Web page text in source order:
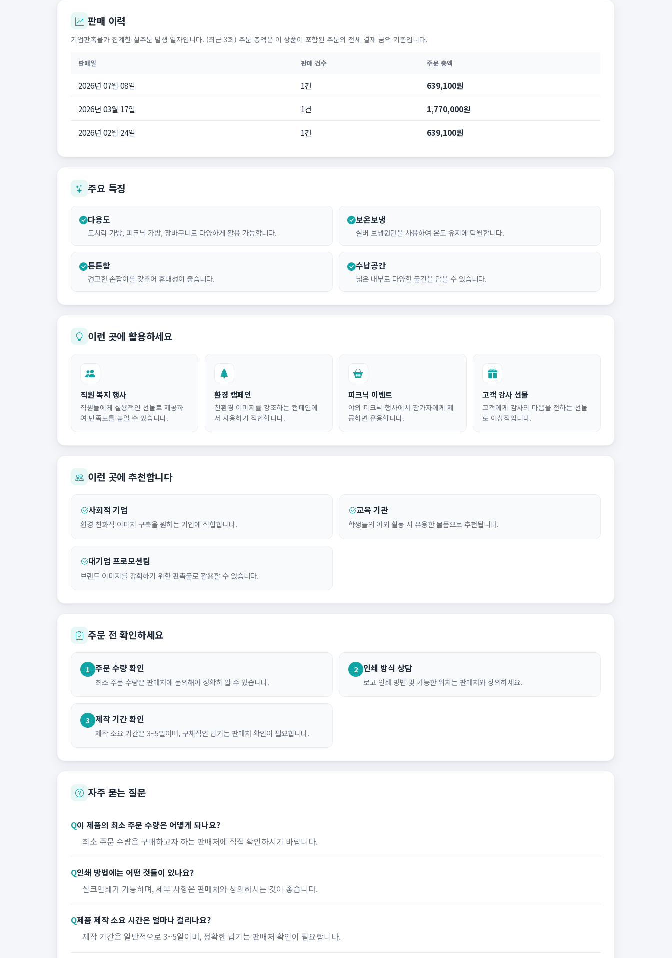
판매 이력
기업판촉물가 집계한 실주문 발생 일자입니다. (최근 3회) 주문 총액은 이 상품이 포함된 주문의 전체 결제 금액 기준입니다.
판매일 판매 건수 주문 총액
2026년 07월 08일 1건 639,100원
2026년 03월 17일 1건 1,770,000원
2026년 02월 24일 1건 639,100원
주요 특징
다용도
도시락 가방, 피크닉 가방, 장바구니로 다양하게 활용 가능합니다.
보온보냉
실버 보냉원단을 사용하여 온도 유지에 탁월합니다.
튼튼함
견고한 손잡이를 갖추어 휴대성이 좋습니다.
수납공간
넓은 내부로 다양한 물건을 담을 수 있습니다.
이런 곳에 활용하세요
직원 복지 행사
직원들에게 실용적인 선물로 제공하
여 만족도를 높일 수 있습니다.
환경 캠페인
친환경 이미지를 강조하는 캠페인에
서 사용하기 적합합니다.
피크닉 이벤트
야외 피크닉 행사에서 참가자에게 제
공하면 유용합니다.
고객 감사 선물
고객에게 감사의 마음을 전하는 선물
로 이상적입니다.
이런 곳에 추천합니다
사회적 기업
환경 친화적 이미지 구축을 원하는 기업에 적합합니다.
교육 기관
학생들의 야외 활동 시 유용한 물품으로 추천됩니다.
대기업 프로모션팀
브랜드 이미지를 강화하기 위한 판촉물로 활용할 수 있습니다.
주문 전 확인하세요
1 주문 수량 확인
최소 주문 수량은 판매처에 문의해야 정확히 알 수 있습니다.
2 인쇄 방식 상담
로고 인쇄 방법 및 가능한 위치는 판매처와 상의하세요.
3 제작 기간 확인
제작 소요 기간은 3~5일이며, 구체적인 납기는 판매처 확인이 필요합니다.
자주 묻는 질문
Q이 제품의 최소 주문 수량은 어떻게 되나요?
최소 주문 수량은 구매하고자 하는 판매처에 직접 확인하시기 바랍니다.
Q인쇄 방법에는 어떤 것들이 있나요?
실크인쇄가 가능하며, 세부 사항은 판매처와 상의하시는 것이 좋습니다.
Q제품 제작 소요 시간은 얼마나 걸리나요?
제작 기간은 일반적으로 3~5일이며, 정확한 납기는 판매처 확인이 필요합니다.